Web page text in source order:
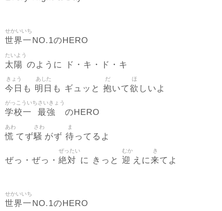
世界一
せかいいち
NO.1のHERO
太陽
たいよう
のように ド・キ・ド・キ
今日
きょう
も 明日
あした
も ギュッと 抱
だ
いて欲
ほ
しいよ
学校一
がっこういち
最強
さいきょう
のHERO
慌
あわ
てず騒
さわ
がず 待
ま
ってるよ
ぜっ・ぜっ・ 絶対
ぜったい
に きっと 迎
むか
えに来
き
てよ
世界一
せかいいち
NO.1のHERO